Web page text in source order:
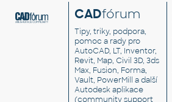
CADfórum
Tipy, triky, podpora,
pomoc a rady pro
AutoCAD, LT, Inventor,
Revit, Map, Civil 3D, 3ds
Max, Fusion, Forma,
Vault, PowerMill a další
Autodesk aplikace
(community support